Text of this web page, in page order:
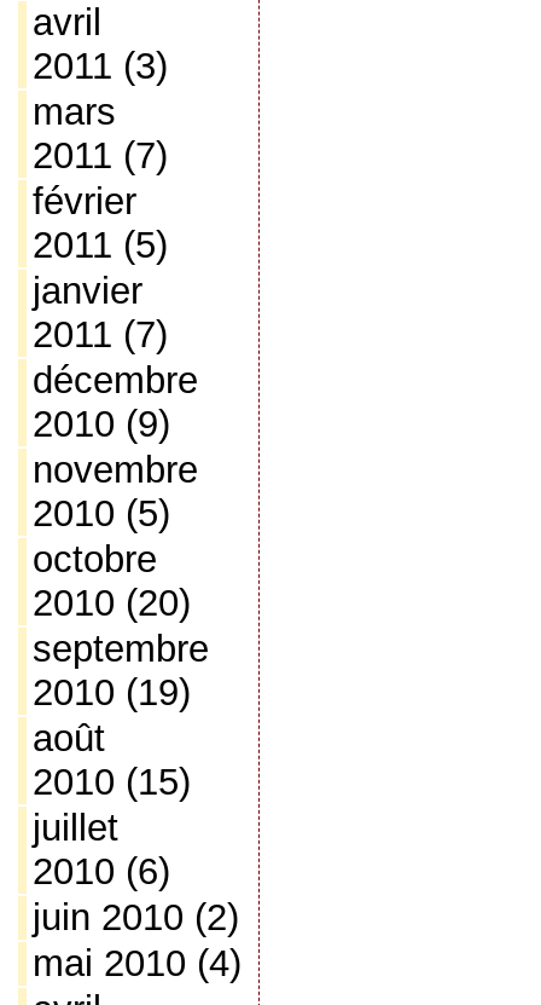
avril
2011 (3)
mars
2011 (7)
février
2011 (5)
janvier
2011 (7)
décembre
2010 (9)
novembre
2010 (5)
octobre
2010 (20)
septembre
2010 (19)
août
2010 (15)
juillet
2010 (6)
juin 2010 (2)
mai 2010 (4)